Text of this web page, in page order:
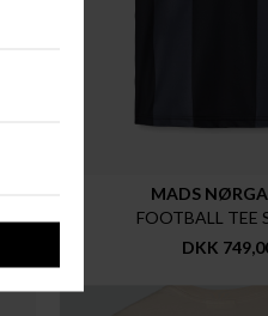
MADS
FOOTBALL TEE
DKK